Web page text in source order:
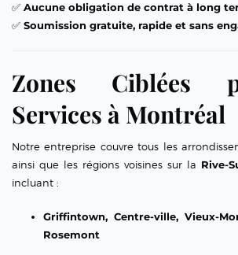
✅ Aucune obligation de contrat à long
✅ Soumission gratuite, rapide et sans
Zones Ciblées
Services à Montréal
Notre entreprise couvre tous les
ainsi que les régions voisines sur la Rive-
incluant :
Griffintown, Centre-ville, Vieux-
Rosemont